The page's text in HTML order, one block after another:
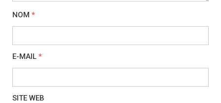
NOM *
E-MAIL *
SITE WEB